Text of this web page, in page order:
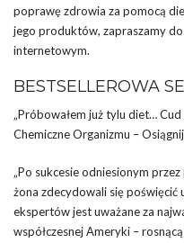
poprawę zdrowia za pomocą
jego produktów, zapraszamy
internetowym.
BESTSELLEROWA
„Próbowałem już tylu diet…
Chemiczne Organizmu –
„Po sukcesie odniesionym
żona zdecydowali się poświęcić
ekspertów jest uważane za
współczesnej Ameryki –